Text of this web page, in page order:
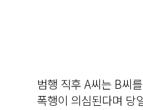
범행 직후 A씨는 B씨
폭행이 의심된다며 당